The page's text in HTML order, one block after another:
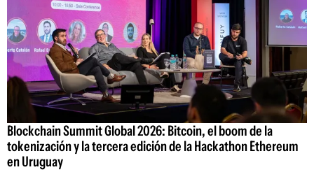
Blockchain Summit Global 2026: Bitcoin, el boom de la
tokenización y la tercera edición de la Hackathon Ethereum
en Uruguay